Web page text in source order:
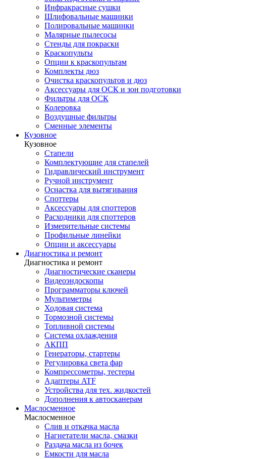
Инфракрасные сушки
Шлифовальные машинки
Полировальные машинки
Малярные пылесосы
Стенды для покраски
Краскопульты
Опции к краскопультам
Комплекты дюз
Очистка краскопультов и дюз
Аксессуары для ОСК и зон подготовки
Фильтры для ОСК
Колеровка
Воздушные фильтры
Сменные элементы
Кузовное
Кузовное
Стапели
Комплектующие для стапелей
Гидравлический инструмент
Ручной инструмент
Оснастка для вытягивания
Споттеры
Аксессуары для споттеров
Расходники для споттеров
Измерительные системы
Профильные линейки
Опции и аксессуары
Диагностика и ремонт
Диагностика и ремонт
Диагностические сканеры
Видеоэндоскопы
Программаторы ключей
Мультиметры
Ходовая система
Тормозной системы
Топливной системы
Система охлаждения
АКПП
Генераторы, стартеры
Регулировка света фар
Компрессометры, тестеры
Адаптеры ATF
Устройства для тех. жидкостей
Дополнения к автосканерам
Маслосменное
Маслосменное
Слив и откачка масла
Нагнетатели масла, смазки
Раздача масла из бочек
Емкости для масла